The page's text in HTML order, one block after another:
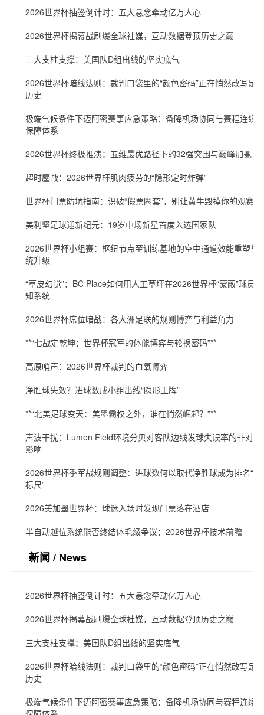
2026世界杯抽签倒计时：五大悬念牵动亿万人心
2026世界杯揭幕战刷爆全球社媒，互动数据登顶历史之巅
三大支柱支撑：美国队D组出线的坚实底气
2026世界杯暗线法则：裁判口袋里的“颜色密码”正在悄然改写足球
历史
极端气候条件下迈阿密赛事应急策略：备降机场协同与赛程连续性
保障体系
2026世界杯终极推演：五维最优路径下的32强突围与巅峰加冕
超时鏖战：2026世界杯肌肉疲劳的“隐形定时炸弹”
世界杯门票防坑指南：识破“假票圈套”，别让黄牛毁掉你的观赛梦
美利坚足球迎新纪元：19岁中场新星首度入选国家队
2026世界杯小组赛：枢纽节点至训练基地的空中通道效能重塑与
统升级
“草皮幻觉”：BC Place如何用人工草坪在2026世界杯“蒙蔽”球员感
知系统
2026世界杯席位暗战：各大洲足联的规则博弈与利益角力
**“七战定乾坤：世界杯冠军的体能博弈与轮换密码”**
高原哨声：2026世界杯裁判的血氧博弈
净胜球失效？进球数成小组出线“隐形王牌”
**“北美足球变天：美墨霸权之外，谁在悄然崛起？”**
声波干扰：Lumen Field环境分贝对客队边线发球失误率的非对称
影响
2026世界杯季军战规则调整：进球数何以取代净胜球成为排名“新
标尺”
2026美加墨世界杯：球迷入场时发现门票落在酒店
半自动越位系统能否终结体毛级争议：2026世界杯技术前瞻
新闻 / News
2026世界杯抽签倒计时：五大悬念牵动亿万人心
2026世界杯揭幕战刷爆全球社媒，互动数据登顶历史之巅
三大支柱支撑：美国队D组出线的坚实底气
2026世界杯暗线法则：裁判口袋里的“颜色密码”正在悄然改写足球
历史
极端气候条件下迈阿密赛事应急策略：备降机场协同与赛程连续性